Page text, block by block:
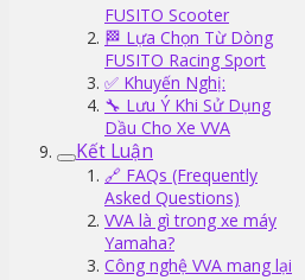
FUSITO Scooter
🏁 Lựa Chọn Từ Dòng
FUSITO Racing Sport
✅ Khuyến Nghị:
🔧 Lưu Ý Khi Sử Dụng
Dầu Cho Xe VVA
Kết Luận
🔗 FAQs (Frequently
Asked Questions)
VVA là gì trong xe máy
Yamaha?
Công nghệ VVA mang lại